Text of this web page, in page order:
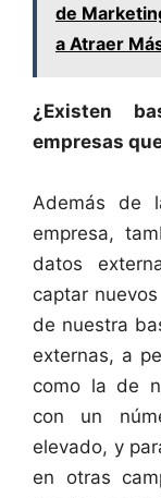
de
a Atraer
¿Existen
empresas
Además de
empresa,
datos
captar
de nuestra
externas, a
como la de
con un
elevado, y
en otras